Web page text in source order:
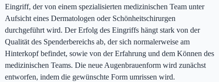
Eingriff, der von einem spezialisierten medizinischen Team unter
Aufsicht eines Dermatologen oder Schönheitschirurgen
durchgeführt wird. Der Erfolg des Eingriffs hängt stark von der
Qualität des Spenderbereichs ab, der sich normalerweise am
Hinterkopf befindet, sowie von der Erfahrung und dem Können des
medizinischen Teams. Die neue Augenbrauenform wird zunächst
entworfen, indem die gewünschte Form umrissen wird.